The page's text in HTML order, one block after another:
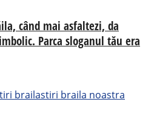
când mai asfaltezi, da
Parca sloganul tău era
brailastiri braila noastra